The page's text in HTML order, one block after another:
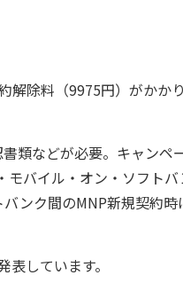
解除料（9975円）がかか
類などが必要。キャンペ
モバイル・オン・ソフト
ンク間のMNP新規契約時
しています。